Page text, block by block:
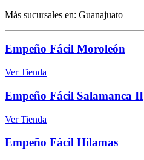
Más sucursales en: Guanajuato
Empeño Fácil Moroleón
Ver Tienda
Empeño Fácil Salamanca II
Ver Tienda
Empeño Fácil Hilamas